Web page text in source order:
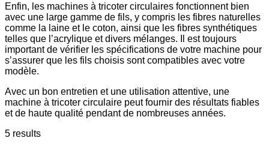
Enfin, les machines à tricoter circulaires fonctionnent bien
avec une large gamme de fils, y compris les fibres naturelles
comme la laine et le coton, ainsi que les fibres synthétiques
telles que l’acrylique et divers mélanges. Il est toujours
important de vérifier les spécifications de votre machine pour
s’assurer que les fils choisis sont compatibles avec votre
modèle.
Avec un bon entretien et une utilisation attentive, une
machine à tricoter circulaire peut fournir des résultats fiables
et de haute qualité pendant de nombreuses années.
5 results